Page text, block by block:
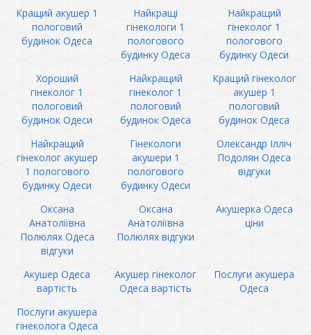
Кращий акушер 1
пологовий
будинок Одеса
Найкращі
гінекологи 1
пологового
будинку Одеса
Найкращий
гінеколог 1
пологового
будинку Одеси
Хороший
гінеколог 1
пологовий
будинок Одеси
Найкращий
гінеколог 1
пологовий
будинок Одеса
Кращий гінеколог
акушер 1
пологовий
будинок Одеса
Найкращий
гінеколог акушер
1 пологового
будинку Одеси
Гінекологи
акушери 1
пологового
будинку Одеси
Олександр Ілліч
Подолян Одеса
відгуки
Оксана
Анатоліївна
Полюлях Одеса
відгуки
Оксана
Анатоліївна
Полюлях відгуки
Акушерка Одеса
ціни
Акушер Одеса
вартість
Акушер гінеколог
Одеса вартість
Послуги акушера
Одеса
Послуги акушера
гінеколога Одеса